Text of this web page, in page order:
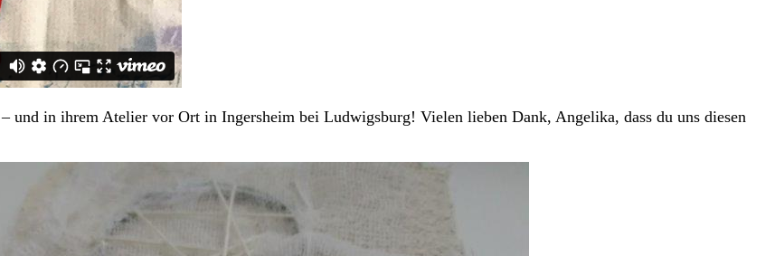
– und in ihrem Atelier vor Ort in Ingersheim bei Ludwigsburg! Vielen lieben Dank, Angelika, dass du uns diesen